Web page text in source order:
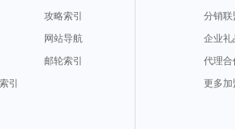
攻略索引
网站导航
邮轮索引
引
分销联
企业礼
代理合
更多加